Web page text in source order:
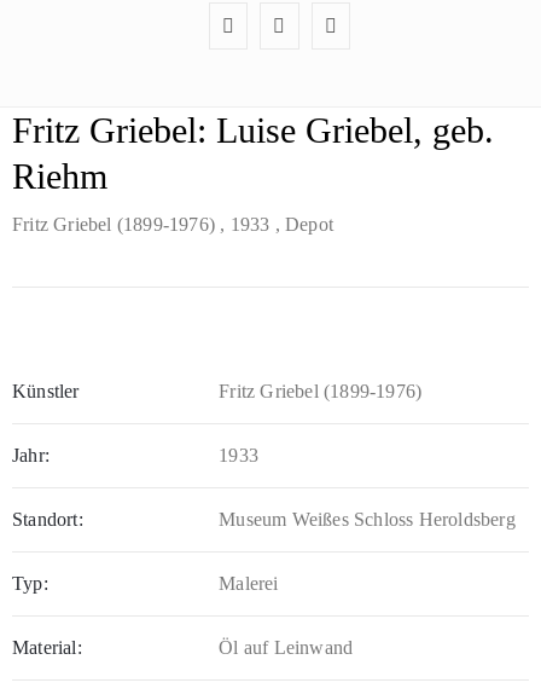
Fritz Griebel: Luise Griebel, geb.
Riehm
Fritz Griebel (1899-1976) , 1933 , Depot
Künstler Fritz Griebel (1899-1976)
Jahr: 1933
Standort: Museum Weißes Schloss Heroldsberg
Typ: Malerei
Material: Öl auf Leinwand